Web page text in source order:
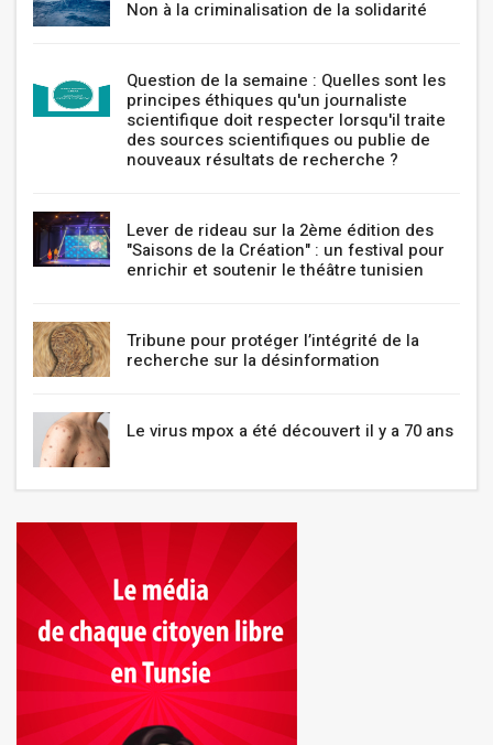
Non à la criminalisation de la solidarité
Question de la semaine : Quelles sont les
principes éthiques qu'un journaliste
scientifique doit respecter lorsqu'il traite
des sources scientifiques ou publie de
nouveaux résultats de recherche ?
Lever de rideau sur la 2ème édition des
"Saisons de la Création" : un festival pour
enrichir et soutenir le théâtre tunisien
Tribune pour protéger l’intégrité de la
recherche sur la désinformation
Le virus mpox a été découvert il y a 70 ans